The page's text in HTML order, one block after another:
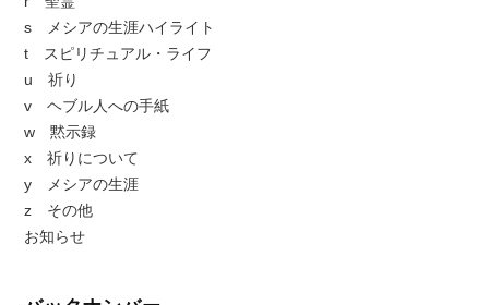
s メシアの生涯ハイライト
t スピリチュアル・ライフ
u 祈り
v ヘブル人への手紙
w 黙示録
x 祈りについて
y メシアの生涯
z その他
お知らせ